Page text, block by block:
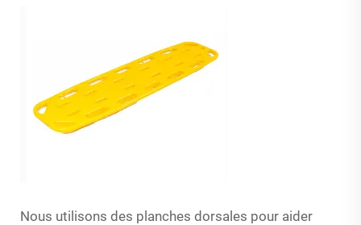
Nous utilisons des planches dorsales pour aider